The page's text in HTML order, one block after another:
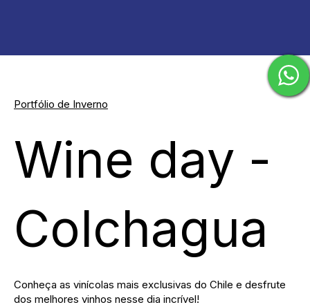
Portfólio de Inverno
Wine day -
Colchagua
Conheça as vinícolas mais exclusivas do Chile e desfrute
dos melhores vinhos nesse dia incrível!